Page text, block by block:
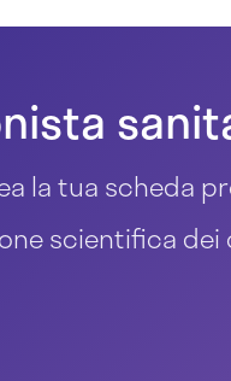
la tua scheda
scientifica